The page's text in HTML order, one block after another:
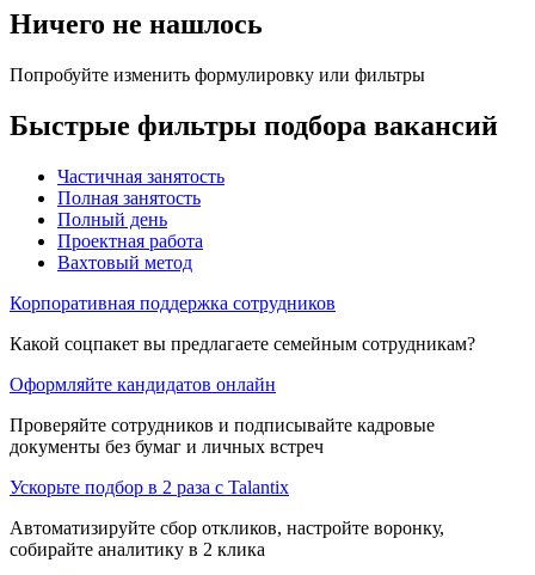
Ничего не нашлось
Попробуйте изменить формулировку или фильтры
Быстрые фильтры подбора вакансий
Частичная занятость
Полная занятость
Полный день
Проектная работа
Вахтовый метод
Корпоративная поддержка сотрудников
Какой соцпакет вы предлагаете семейным сотрудникам?
Оформляйте кандидатов онлайн
Проверяйте сотрудников и подписывайте кадровые
документы без бумаг и личных встреч
Ускорьте подбор в 2 раза с Talantix
Автоматизируйте сбор откликов, настройте воронку,
собирайте аналитику в 2 клика